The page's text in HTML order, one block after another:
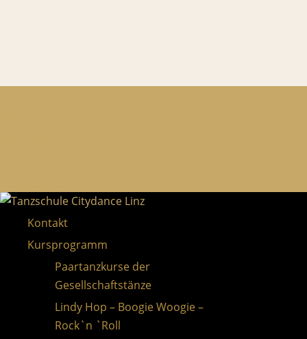
Kontakt
Kursprogramm
Paartanzkurse der
Gesellschaftstänze
Lindy Hop – Boogie Woogie –
Rock`n `Roll